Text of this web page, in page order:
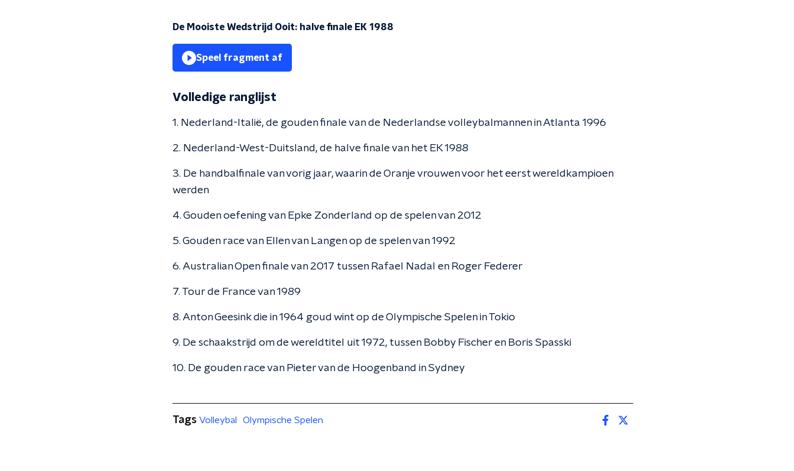
De Mooiste Wedstrijd Ooit: halve finale EK 1988
Speel fragment af
Volledige ranglijst
1. Nederland-Italië, de gouden finale van de Nederlandse volleybalmannen in Atlanta 1996
2. Nederland-West-Duitsland, de halve finale van het EK 1988
3. De handbalfinale van vorig jaar, waarin de Oranje vrouwen voor het eerst wereldkampioen
werden
4. Gouden oefening van Epke Zonderland op de spelen van 2012
5. Gouden race van Ellen van Langen op de spelen van 1992
6. Australian Open finale van 2017 tussen Rafael Nadal en Roger Federer
7. Tour de France van 1989
8. Anton Geesink die in 1964 goud wint op de Olympische Spelen in Tokio
9. De schaakstrijd om de wereldtitel uit 1972, tussen Bobby Fischer en Boris Spasski
10. De gouden race van Pieter van de Hoogenband in Sydney
Tags Volleybal Olympische Spelen